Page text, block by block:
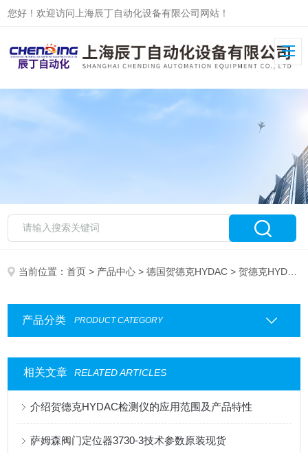
您好！欢迎访问上海辰丁自动化设备有限公司网站！
当前位置：首页 > 产品中心 >德国贺德克HYDAC > 贺德克HYDAC检测仪
产品分类 PRODUCT CATEGORY
相关文章 RELATED ARTICLES
介绍贺德克HYDAC检测仪的应用范围及产品特性
萨姆森阀门定位器3730-3技术参数原装现货